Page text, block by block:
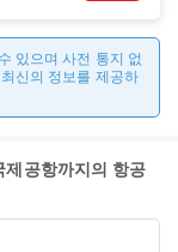
있으며 사전 통지 없
신의 정보를 제공하
공항까지의 항공